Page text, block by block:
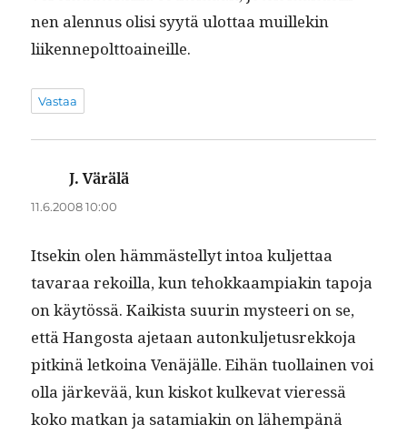
nen alen­nus olisi syytä ulot­taa muillekin
liikennepolttoaineille.
Vastaa
J. Värälä
11.6.2008 10:00
Itsekin olen häm­mästel­lyt intoa kul­jet­taa
tavaraa rekoil­la, kun tehokkaampiakin tapo­ja
on käytössä. Kaik­ista suurin mys­teeri on se,
että Hang­os­ta aje­taan autonkul­je­tus­rekko­ja
pitk­inä letkoina Venäjälle. Eihän tuol­lainen voi
olla järkevää, kun kiskot kulke­vat vier­essä
koko matkan ja satami­akin on lähempänä